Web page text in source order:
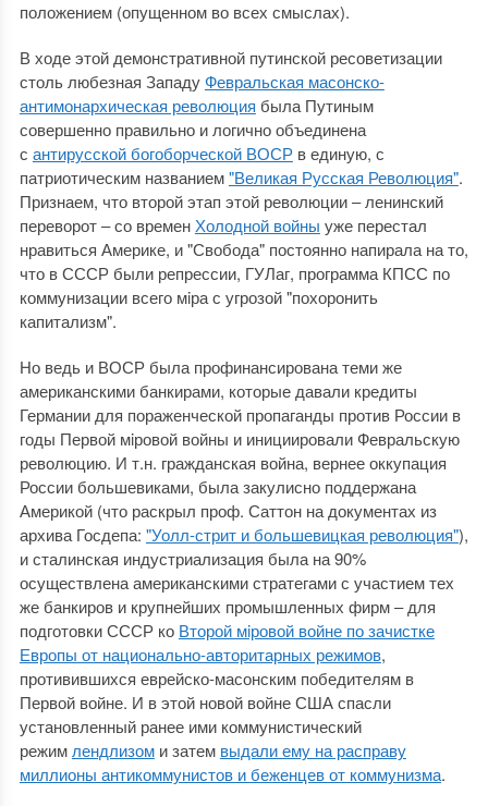
положением (опущенном во всех смыслах).
В ходе этой демонстративной путинской ресоветизации
столь любезная ЗападуФевральская масонско-
антимонархическая революция была Путиным
совершенно правильно и логично объединена
с антирусской богоборческой ВОСРв единую, с
патриотическим названием"Великая Русская Революция".
Признаем, что второй этап этой революции ‒ ленинский
переворот ‒ со времен Холодной войны уже перестал
нравиться Америке, и "Свобода" постоянно напирала на то,
что в СССР были репрессии, ГУЛаг, программа КПСС по
коммунизации всего мiра с угрозой "похоронить
капитализм".
Но ведь и ВОСР была профинансирована теми же
американскими банкирами, которые давали кредиты
Германии для пораженческой пропаганды против России в
годы Первой мiровой войны и инициировали Февральскую
революцию. И т.н. гражданская война, вернее оккупация
России большевиками, была закулисно поддержана
Америкой (что раскрыл проф. Саттон на документах из
архива Госдепа: "Уолл-стрит и большевицкая революция"),
и сталинская индустриализация была на 90%
осуществлена американскими стратегами с участием тех
же банкиров и крупнейших промышленных фирм ‒ для
подготовки СССР ко Второй мiровой войне по зачистке
Европы от национально-авторитарных режимов,
противившихся еврейско-масонским победителям в
Первой войне. И в этой новой войне США спасли
установленный ранее ими коммунистический
режим лендлизоми затем выдали ему на расправу
миллионы антикоммунистов и беженцев от коммунизма.